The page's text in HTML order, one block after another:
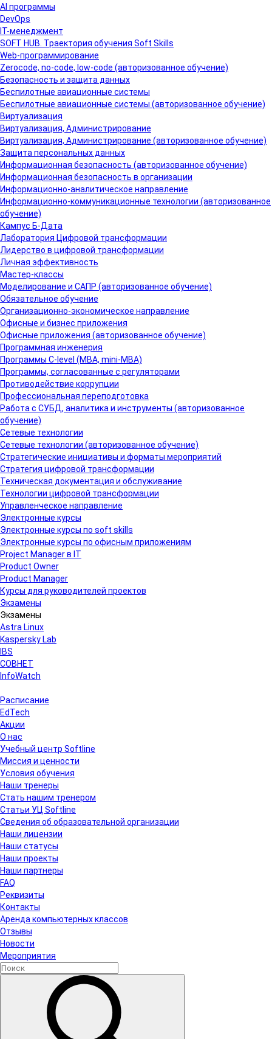
AI программы
DevOps
IT-менеджмент
SOFT HUB. Траектория обучения Soft Skills
Web-программирование
Zerocode, no-code, low-code (авторизованное обучение)
Безопасность и защита данных
Беспилотные авиационные системы
Беспилотные авиационные системы (авторизованное обучение)
Виртуализация
Виртуализация, Администрирование
Виртуализация, Администрирование (авторизованное обучение)
Защита персональных данных
Информационная безопасность (авторизованное обучение)
Информационная безопасность в организации
Информационно-аналитическое направление
Информационно-коммуникационные технологии (авторизованное
обучение)
Кампус Б-Дата
Лаборатория Цифровой трансформации
Лидерство в цифровой трансформации
Личная эффективность
Мастер-классы
Моделирование и САПР (авторизованное обучение)
Обязательное обучение
Организационно-экономическое направление
Офисные и бизнес приложения
Офисные приложения (авторизованное обучение)
Программная инженерия
Программы C-level (MBA, mini-MBA)
Программы, согласованные с регуляторами
Противодействие коррупции
Профессиональная переподготовка
Работа с СУБД, аналитика и инструменты (авторизованное
обучение)
Сетевые технологии
Сетевые технологии (авторизованное обучение)
Стратегические инициативы и форматы мероприятий
Стратегия цифровой трансформации
Техническая документация и обслуживание
Технологии цифровой трансформации
Управленческое направление
Электронные курсы
Электронные курсы по soft skills
Электронные курсы по офисным приложениям
Project Manager в IT
Product Owner
Product Manager
Курсы для руководителей проектов
Экзамены
Экзамены
Astra Linux
Kaspersky Lab
IBS
СОВНЕТ
InfoWatch
Расписание
EdTech
Акции
О нас
Учебный центр Softline
Миссия и ценности
Условия обучения
Наши тренеры
Стать нашим тренером
Статьи УЦ Softline
Сведения об образовательной организации
Наши лицензии
Наши статусы
Наши проекты
Наши партнеры
FAQ
Реквизиты
Контакты
Аренда компьютерных классов
Отзывы
Новости
Мероприятия